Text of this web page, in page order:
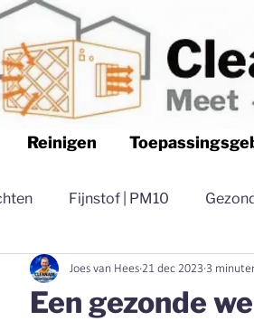
Reinigen
Fijnstof | PM10
| Clean air Nederland
Een gezonde
Joes van Hees 21 dec 2023 3